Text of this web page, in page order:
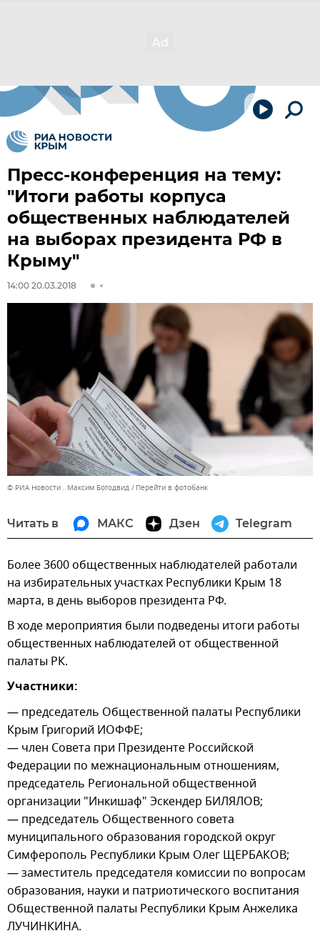
Пресс-конференция на тему:
"Итоги работы корпуса
общественных наблюдателей
на выборах президента РФ в
Крыму"
14:00 20.03.2018
© РИА Новости . Максим Богодвид Перейти в фотобанк
Читать в МАКС Дзен Telegram
Более 3600 общественных наблюдателей работали
на избирательных участках Республики Крым 18
марта, в день выборов президента РФ.
В ходе мероприятия были подведены итоги работы
общественных наблюдателей от общественной
палаты РК.
Участники:
— председатель Общественной палаты Республики
Крым Григорий ИОФФЕ;
— член Совета при Президенте Российской
Федерации по межнациональным отношениям,
председатель Региональной общественной
организации "Инкишаф" Эскендер БИЛЯЛОВ;
— председатель Общественного совета
муниципального образования городской округ
Симферополь Республики Крым Олег ЩЕРБАКОВ;
— заместитель председателя комиссии по вопросам
образования, науки и патриотического воспитания
Общественной палаты Республики Крым Анжелика
ЛУЧИНКИНА.